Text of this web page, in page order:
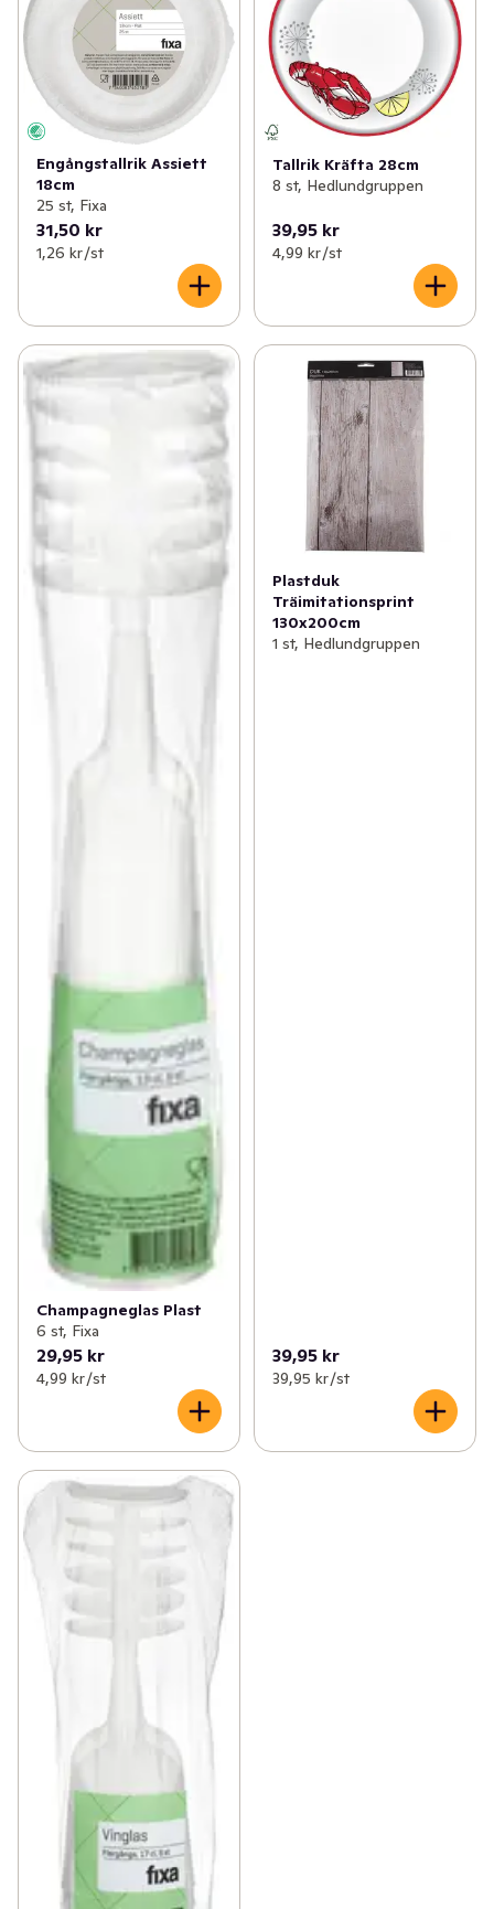
Engångstallrik Assiett
18cm
25 st, Fixa
31,50 kr
1,26 kr /st
Tallrik Kräfta 28cm
8 st, Hedlundgruppen
39,95 kr
4,99 kr /st
Champagneglas Plast
6 st, Fixa
29,95 kr
4,99 kr /st
Plastduk
Träimitationsprint
130x200cm
1 st, Hedlundgruppen
39,95 kr
39,95 kr /st